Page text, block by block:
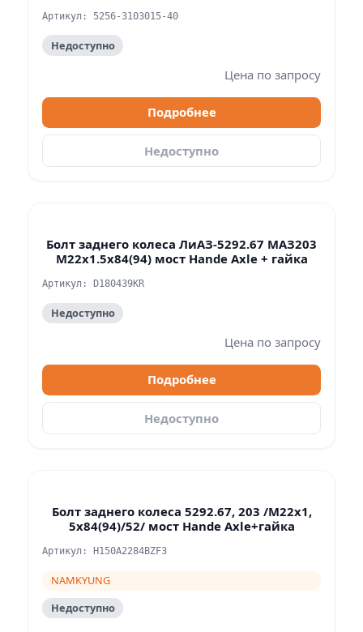
Артикул: 5256-3103015-40
Недоступно
Цена по запросу
Подробнее
Недоступно
Болт заднего колеса ЛиАЗ-5292.67 МАЗ203
M22x1.5x84(94) мост Hande Axle + гайка
Артикул: D180439KR
Недоступно
Цена по запросу
Подробнее
Недоступно
Болт заднего колеса 5292.67, 203 /М22х1,
5х84(94)/52/ мост Hande Axle+гайка
Артикул: H150A2284BZF3
NAMKYUNG
Недоступно